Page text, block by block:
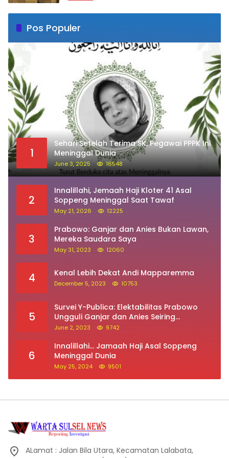
Pos Populer
1
Sehari Setelah Terima SK, Pegawai PPPK Ini
Meninggal Dunia
June 3, 2025 16548
2
Innalillahi, Jemaah Haji Kloter 41 Asal
Soppeng Meninggal Saat Tawaf
May 21, 2026 12225
3
Prabowo: Ganjar dan Anies Bukan Lawan,
Mereka Saudara Saya
May 31, 2023 12060
4 Kenal Lebih Dekat Andi Mapparemma
December 5, 2023 10753
5
Survei Y-Publica: Elektabilitas Prabowo
Ungguli Ganjar dan Anies Seiring
Kepuasan Terhadap Jokowi Naik
June 2, 2023 9742
6
Innalillahi… Jamaah Haji Asal Soppeng
Meninggal Dunia
May 25, 2024 9501
ALamat : Jalan Bila Utara, Kecamatan Lalabata,